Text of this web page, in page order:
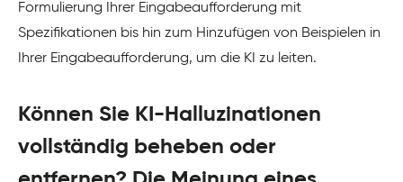
Formulierung Ihrer Eingabeaufforderung mit
Spezifikationen bis hin zum Hinzufügen von Beispielen in
Ihrer Eingabeaufforderung, um die KI zu leiten.
Können Sie KI-Halluzinationen
vollständig beheben oder